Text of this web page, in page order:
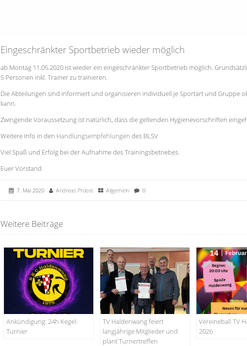
Eingeschränkter Sportbetrieb wieder möglich
ab Montag 11.05.2020 ist wieder ein eingeschränkter Sportbetrieb möglich.
5 Personen inkl. Trainer zu trainieren.
Die Abteilungen sind informiert und organisieren individuell je Sportart und Gruppe
kann.
Zwingende Voraussetzung ist natürlich, dass die geltenden Hygienevorschriften
Weitere Info in den Handlungsempfehlungen des BLSV
Viel Spaß und Erfolg bei der Aufnahme des Trainingsbetriebes.
Euer Vorstand
7. Mai 2020 Andreas Probst Allgemein 0
Weitere Beiträge
Ankündigung: 24h Kegel-
Turnier
TV Haldenwang feiert
langjährige Mitglieder und
plant Turnertreffen
Vereineball TV
2026